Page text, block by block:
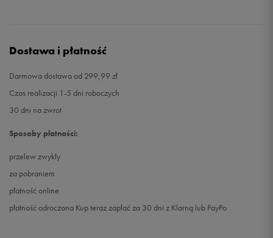
Dostawa i płatność
Darmowa dostawa od 299,99 zł
Czas realizacji 1-5 dni roboczych
30 dni na zwrot
Sposoby płatności:
przelew zwykły
za pobraniem
płatność online
płatność odroczona Kup teraz zapłać za 30 dni z Klarną lub PayPo